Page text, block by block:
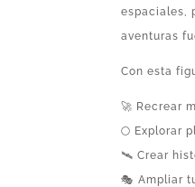
espaciales,
aventuras
Con esta
🚀 Recrear
🌕 Explorar
🛰️ Crear
🎭 Ampliar